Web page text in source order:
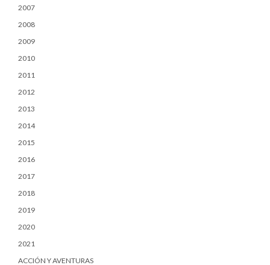
2007
2008
2009
2010
2011
2012
2013
2014
2015
2016
2017
2018
2019
2020
2021
ACCIÓN Y AVENTURAS